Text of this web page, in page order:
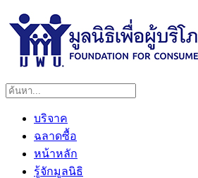
บริจาค
ฉลาดซื้อ
หน้าหลัก
รู้จักมูลนิธิ